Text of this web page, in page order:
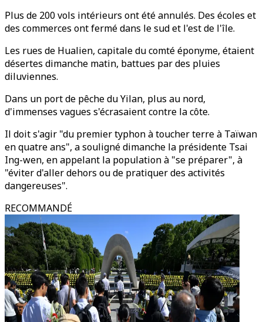
Plus de 200 vols intérieurs ont été annulés. Des écoles et
des commerces ont fermé dans le sud et l'est de l'île.
Les rues de Hualien, capitale du comté éponyme, étaient
désertes dimanche matin, battues par des pluies
diluviennes.
Dans un port de pêche du Yilan, plus au nord,
d'immenses vagues s'écrasaient contre la côte.
Il doit s'agir "du premier typhon à toucher terre à Taïwan
en quatre ans", a souligné dimanche la présidente Tsai
Ing-wen, en appelant la population à "se préparer", à
"éviter d'aller dehors ou de pratiquer des activités
dangereuses".
RECOMMANDÉ